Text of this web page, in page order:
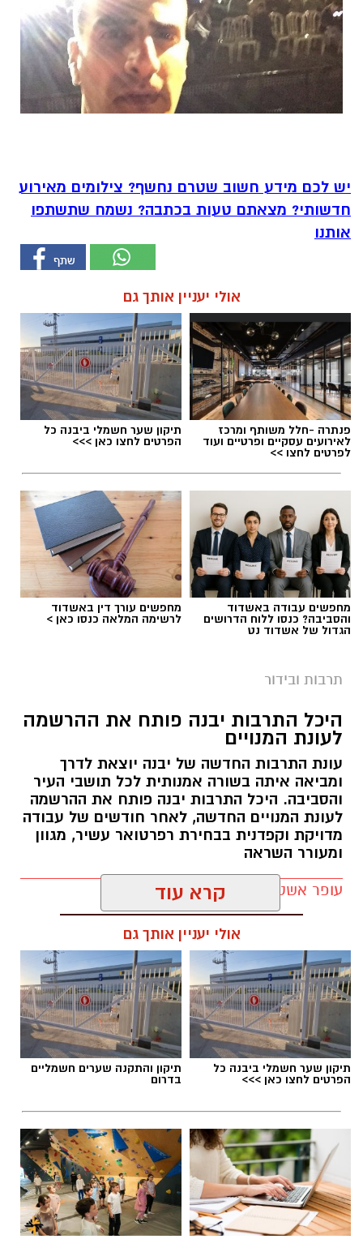
יש לכם מידע חשוב שטרם נחשף? צילומים מאירוע
חדשותי? מצאתם טעות בכתבה? נשמח שתשתפו
אותנו
אולי יעניין אותך גם
פנתרה -חלל משותף ומרכז
לאירועים עסקיים ופרטיים ועוד
לפרטים לחצו >>
תיקון שער חשמלי ביבנה כל
הפרטים לחצו כאן >>>
מחפשים עבודה באשדוד
והסביבה? כנסו ללוח הדרושים
הגדול של אשדוד נט
מחפשים עורך דין באשדוד
לרשימה המלאה כנסו כאן >
תרבות ובידור
היכל התרבות יבנה פותח את ההרשמה
לעונת המנויים
עונת התרבות החדשה של יבנה יוצאת לדרך
ומביאה איתה בשורה אמנותית לכל תושבי העיר
והסביבה. היכל התרבות יבנה פותח את ההרשמה
לעונת המנויים החדשה, לאחר חודשים של עבודה
מדויקת וקפדנית בבחירת רפרטואר עשיר, מגוון
ומעורר השראה
עופר אשטוקר / 11:19 02.07.26
תגים:היכל התרבות יבנה עונת המנויים ביבנה
קרא עוד
אולי יעניין אותך גם
תיקון שער חשמלי ביבנה כל
הפרטים לחצו כאן >>>
תיקון והתקנה שערים חשמליים
בדרום